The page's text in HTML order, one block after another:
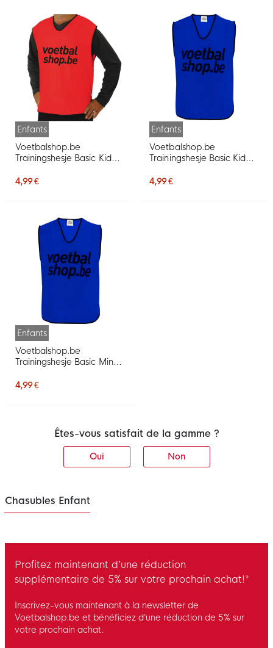
Enfants
Voetbalshop.be
Trainingshesje Basic Kids
4,99 €
Enfants
Voetbalshop.be
Trainingshesje Basic Kids
4,99 €
Enfants
Voetbalshop.be
Trainingshesje Basic Mini
4,99 €
Êtes-vous satisfait de la gamme ?
Oui Non
Chasubles Enfant
Profitez maintenant d’une réduction
supplémentaire de 5% sur votre prochain achat!*
Inscrivez-vous maintenant à la newsletter de
Voetbalshop.be et bénéficiez d’une réduction de 5% sur
votre prochain achat.